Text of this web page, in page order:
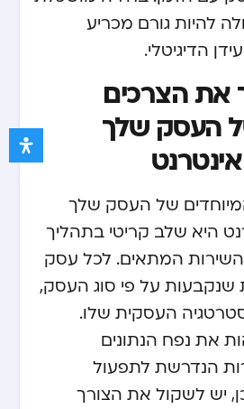
להיות גורם מכריע
הדיגיטלי.
את הצרכים
העסק שלך
של העסק שלך
היא שלב קריטי בתהליך
המתאים. לכל עסק
שנקבעות על פי סוג העסק,
העסקית שלו.
את נפח הנתונים
הנדרשת לתפעול
יש לשקול את הצורך